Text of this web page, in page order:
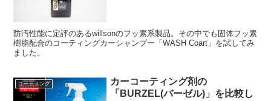
防汚性能に定評のあるwillsonのフッ素系製品。その中でも固体フッ素
樹脂配合のコーティングカーシャンプー「WASH Coart」を試してみ
ました。
コーティング
カーコーティング剤の
「BURZEL(バーゼル)」を比較し